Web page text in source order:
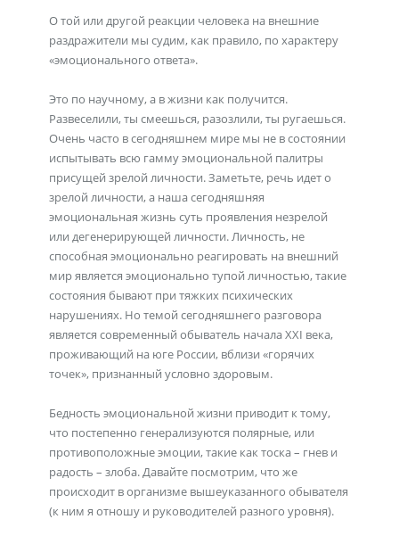
О той или другой реакции человека на внешние
раздражители мы судим, как правило, по характеру
«эмоционального ответа».
Это по научному, а в жизни как получится.
Развеселили, ты смеешься, разозлили, ты ругаешься.
Очень часто в сегодняшнем мире мы не в состоянии
испытывать всю гамму эмоциональной палитры
присущей зрелой личности. Заметьте, речь идет о
зрелой личности, а наша сегодняшняя
эмоциональная жизнь суть проявления незрелой
или дегенерирующей личности. Личность, не
способная эмоционально реагировать на внешний
мир является эмоционально тупой личностью, такие
состояния бывают при тяжких психических
нарушениях. Но темой сегодняшнего разговора
является современный обыватель начала XXI века,
проживающий на юге России, вблизи «горячих
точек», признанный условно здоровым.
Бедность эмоциональной жизни приводит к тому,
что постепенно генерализуются полярные, или
противоположные эмоции, такие как тоска – гнев и
радость – злоба. Давайте посмотрим, что же
происходит в организме вышеуказанного обывателя
(к ним я отношу и руководителей разного уровня).